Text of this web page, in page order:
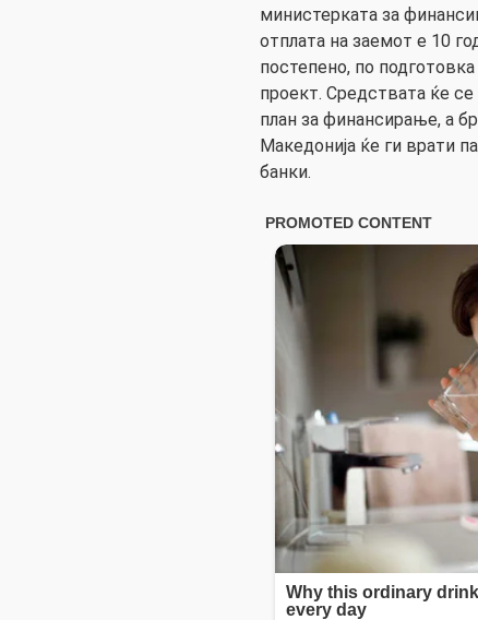
министерката за
отплата на заемот е 10
постепено, по подготовка
проект. Средствата ќе
план за финансирање, а
Македонија ќе ги врати
банки.